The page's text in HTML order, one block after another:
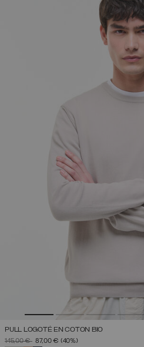
PULL LOGOTÉ EN COTON BIO
PRIX RÉDUIT DE
145,00 €À87,00 € (40%)